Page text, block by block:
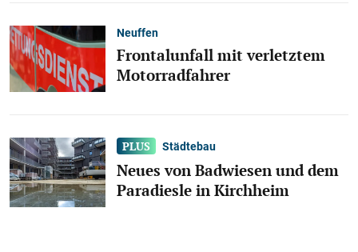
Neuffen
Frontalunfall mit verletztem
Motorradfahrer
Städtebau
Neues von Badwiesen und dem
Paradiesle in Kirchheim